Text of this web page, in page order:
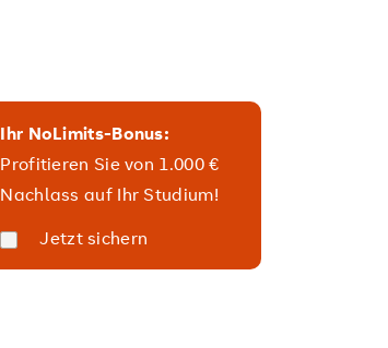
Ihr NoLimits-Bonus:
Profitieren Sie von 1.000 €
Nachlass auf Ihr Studium!
Jetzt sichern